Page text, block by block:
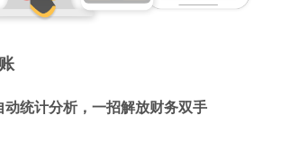
动统计分析，一招解放财务双手